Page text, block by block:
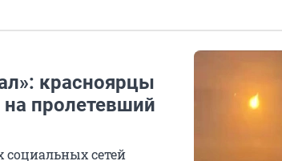
красноярцы
пролетевший
сетей